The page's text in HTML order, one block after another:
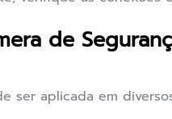
de
ser aplicada em